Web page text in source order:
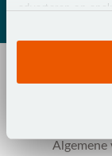
adverteren en
combineren met
of die ze hebben
Copyright ©
Algemene